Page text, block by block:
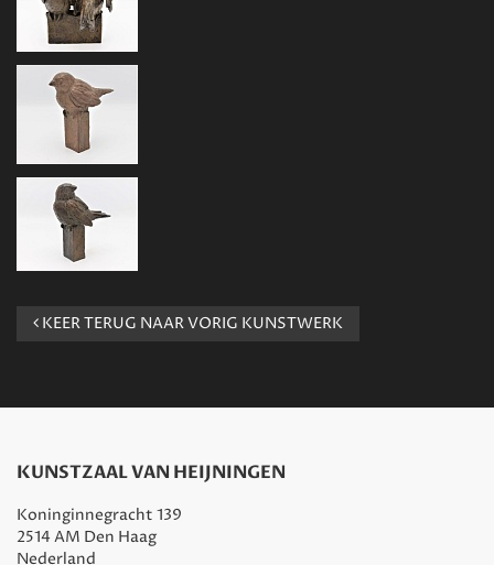
KEER TERUG NAAR VORIG KUNSTWERK
KUNSTZAAL VAN HEIJNINGEN
Koninginnegracht 139
2514 AM Den Haag
Nederland